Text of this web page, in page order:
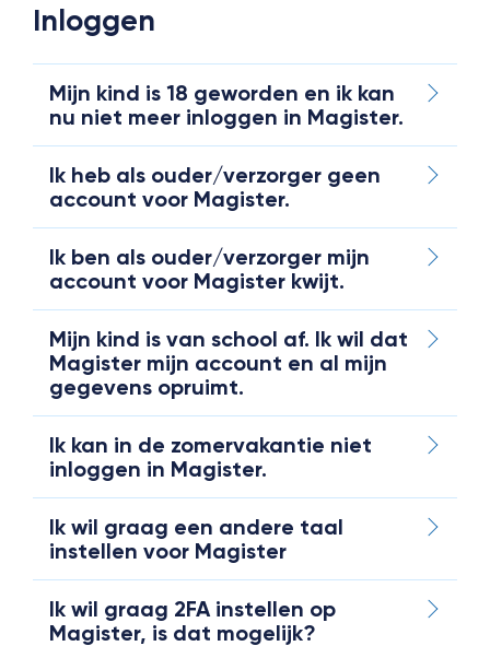
Inloggen
Mijn kind is 18 geworden en ik kan
nu niet meer inloggen in Magister.
Ik heb als ouder/verzorger geen
account voor Magister.
Ik ben als ouder/verzorger mijn
account voor Magister kwijt.
Mijn kind is van school af. Ik wil dat
Magister mijn account en al mijn
gegevens opruimt.
Ik kan in de zomervakantie niet
inloggen in Magister.
Ik wil graag een andere taal
instellen voor Magister
Ik wil graag 2FA instellen op
Magister, is dat mogelijk?